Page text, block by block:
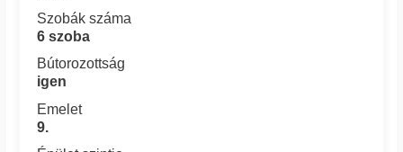
Szobák száma
6 szoba
Bútorozottság
igen
Emelet
9.